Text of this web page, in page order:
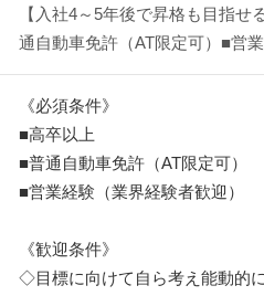
【入社4～5年後で昇格も目指
通自動車免許（AT限定可）■営
《必須条件》
■高卒以上
■普通自動車免許（AT限定可）
■営業経験（業界経験者歓迎）
《歓迎条件》
◇目標に向けて自ら考え能動的